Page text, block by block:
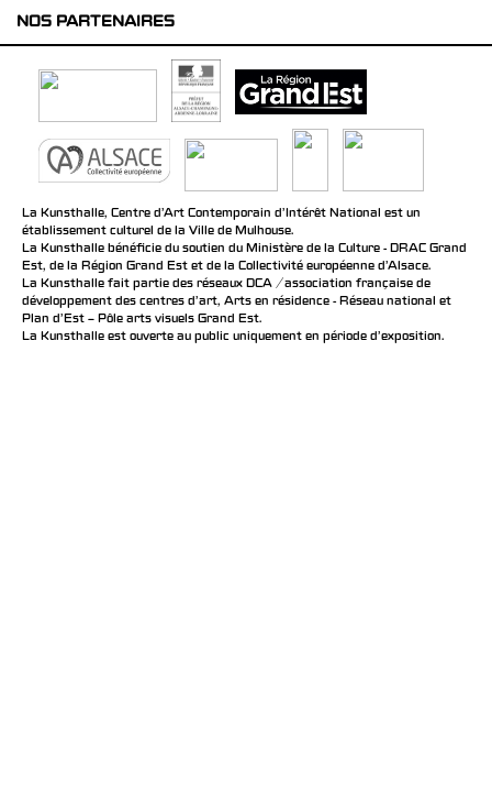
NOS PARTENAIRES
La Kunsthalle, Centre d’Art Contemporain d’Intérêt National est un
établissement culturel de la Ville de Mulhouse.
La Kunsthalle bénéficie du soutien du Ministère de la Culture - DRAC Grand
Est, de la Région Grand Est et de la Collectivité européenne d’Alsace.
La Kunsthalle fait partie des réseaux DCA / association française de
développement des centres d'art, Arts en résidence - Réseau national et
Plan d’Est – Pôle arts visuels Grand Est.
La Kunsthalle est ouverte au public uniquement en période d'exposition.